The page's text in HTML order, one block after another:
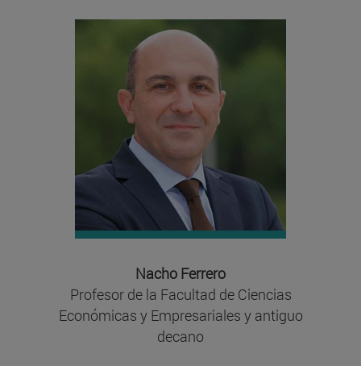
Nacho Ferrero
Profesor de la Facultad de Ciencias
Económicas y Empresariales y antiguo
decano